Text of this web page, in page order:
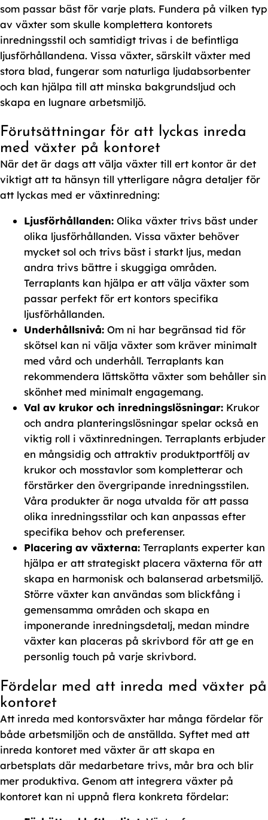
som passar bäst för varje plats. Fundera på vilken typ
av växter som skulle komplettera kontorets
inredningsstil och samtidigt trivas i de befintliga
ljusförhållandena. Vissa växter, särskilt växter med
stora blad, fungerar som naturliga ljudabsorbenter
och kan hjälpa till att minska bakgrundsljud och
skapa en lugnare arbetsmiljö.
Förutsättningar för att lyckas inreda
med växter på kontoret
När det är dags att välja växter till ert kontor är det
viktigt att ta hänsyn till ytterligare några detaljer för
att lyckas med er växtinredning:
Ljusförhållanden: Olika växter trivs bäst under
olika ljusförhållanden. Vissa växter behöver
mycket sol och trivs bäst i starkt ljus, medan
andra trivs bättre i skuggiga områden.
Terraplants kan hjälpa er att välja växter som
passar perfekt för ert kontors specifika
ljusförhållanden.
Underhållsnivå: Om ni har begränsad tid för
skötsel kan ni välja växter som kräver minimalt
med vård och underhåll. Terraplants kan
rekommendera lättskötta växter som behåller sin
skönhet med minimalt engagemang.
Val av krukor och inredningslösningar: Krukor
och andra planteringslösningar spelar också en
viktig roll i växtinredningen. Terraplants erbjuder
en mångsidig och attraktiv produktportfölj av
krukor och mosstavlor som kompletterar och
förstärker den övergripande inredningsstilen.
Våra produkter är noga utvalda för att passa
olika inredningsstilar och kan anpassas efter
specifika behov och preferenser.
Placering av växterna: Terraplants experter kan
hjälpa er att strategiskt placera växterna för att
skapa en harmonisk och balanserad arbetsmiljö.
Större växter kan användas som blickfång i
gemensamma områden och skapa en
imponerande inredningsdetalj, medan mindre
växter kan placeras på skrivbord för att ge en
personlig touch på varje skrivbord.
Fördelar med att inreda med växter på
kontoret
Att inreda med kontorsväxter har många fördelar för
både arbetsmiljön och de anställda. Syftet med att
inreda kontoret med växter är att skapa en
arbetsplats där medarbetare trivs, mår bra och blir
mer produktiva. Genom att integrera växter på
kontoret kan ni uppnå flera konkreta fördelar: